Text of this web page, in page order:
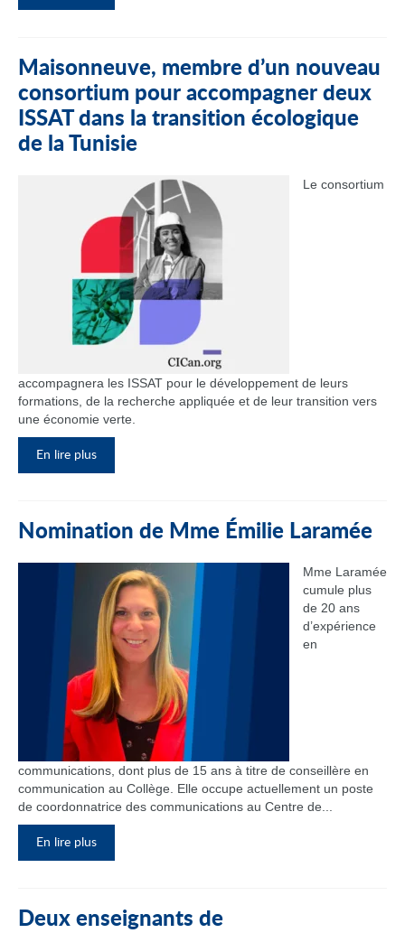
Maisonneuve, membre d’un nouveau
consortium pour accompagner deux
ISSAT dans la transition écologique
de la Tunisie
Le consortium
accompagnera les ISSAT pour le développement de leurs
formations, de la recherche appliquée et de leur transition vers
une économie verte.
En lire plus
Nomination de Mme Émilie Laramée
Mme Laramée
cumule plus
de 20 ans
d’expérience
en
communications, dont plus de 15 ans à titre de conseillère en
communication au Collège. Elle occupe actuellement un poste
de coordonnatrice des communications au Centre de...
En lire plus
Deux enseignants de